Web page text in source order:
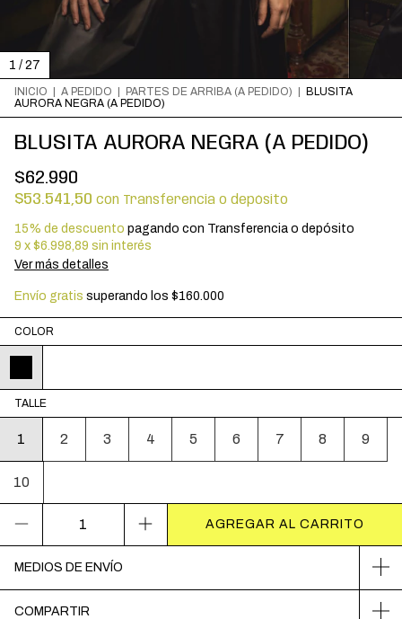
1 / 27
INICIO | A PEDIDO | PARTES DE ARRIBA (A PEDIDO) | BLUSITA
AURORA NEGRA (A PEDIDO)
BLUSITA AURORA NEGRA (A PEDIDO)
$62.990
$53.541,50 con Transferencia o depósito
15% de descuento pagando con Transferencia o depósito
9 x $6.998,89 sin interés
Ver más detalles
Envío gratis superando los $160.000
COLOR
TALLE
1 2 3 4 5 6 7 8 9
10
MEDIOS DE ENVÍO
COMPARTIR